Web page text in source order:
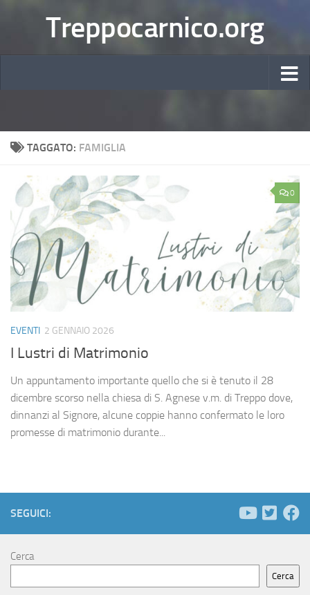
Treppocarnico.org
TAGGATO: FAMIGLIA
0
EVENTI 2 GENNAIO 2026
I Lustri di Matrimonio
Un appuntamento importante quello che si è tenuto il 28
dicembre scorso nella chiesa di S. Agnese v.m. di Treppo dove,
dinnanzi al Signore, alcune coppie hanno confermato le loro
promesse di matrimonio durante...
SEGUICI:
Cerca
Cerca